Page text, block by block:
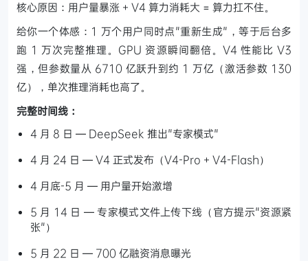
核心原因：用户量暴涨 + V4 算力消耗大 = 算力扛不住。
给你一个体感：1 万个用户同时点"重新生成"，等于后台多
跑 1 万次完整推理。GPU 资源瞬间翻倍。V4 性能比 V3
强，但参数量从 6710 亿跃升到约 1 万亿（激活参数 130
亿），单次推理消耗也高了。
完整时间线：
4 月 8 日 — DeepSeek 推出"专家模式"
4 月 24 日 — V4 正式发布（V4-Pro + V4-Flash）
4 月底-5 月 — 用户量开始激增
5 月 14 日 — 专家模式文件上传下线（官方提示"资源紧
张"）
5 月 22 日 — 700 亿融资消息曝光